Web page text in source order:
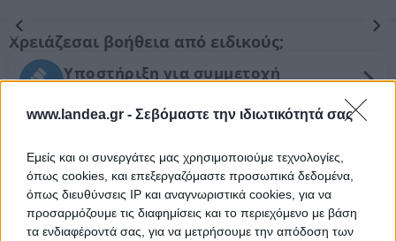
www.landea.gr - Σεβόμαστε την ιδιωτικότητά σας
Εμείς και οι συνεργάτες μας χρησιμοποιούμε τεχνολογίες,
όπως cookies, και επεξεργαζόμαστε προσωπικά δεδομένα,
όπως διευθύνσεις IP και αναγνωριστικά cookies, για να
προσαρμόζουμε τις διαφημίσεις και το περιεχόμενο με βάση
τα ενδιαφέροντά σας, για να μετρήσουμε την απόδοση των
Προηγούμενη
Επόμενη
Χρειάζεσαι βοήθεια από ειδικούς;
Υποστήριξη για συμμετοχή
Τεχνικός έλεγχος και εκτίμηση
εμπορικής αξίας ακινήτου